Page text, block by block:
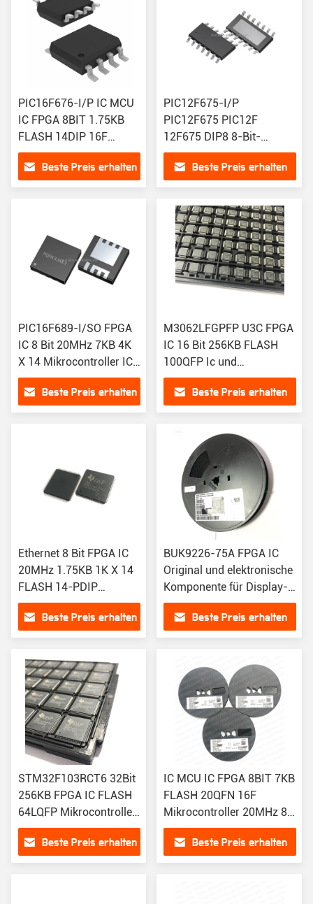
PIC16F676-I/P IC MCU
IC FPGA 8BIT 1.75KB
FLASH 14DIP 16F
Mikrocontroller IC
20MHz 1.75KB (1K X 14)
FLASH 14-PDIP
Beste Preis erhalten
PIC12F675-I/P
PIC12F675 PIC12F
12F675 DIP8 8-Bit-
Flashspeicher
Mikrocontroller Ethernet
Beste Preis erhalten
PIC16F689-I/SO FPGA
IC 8 Bit 20MHz 7KB 4K
X 14 Mikrocontroller IC
FLASH 20SOIC 16F
Beste Preis erhalten
M3062LFGPFP U3C FPGA
IC 16 Bit 256KB FLASH
100QFP Ic und
Mikrocontroller für die
Datenverarbeitung
Beste Preis erhalten
Ethernet 8 Bit FPGA IC
20MHz 1.75KB 1K X 14
FLASH 14-PDIP
Mikrocontroller IC für
PIC16F676-I/P
Beste Preis erhalten
BUK9226-75A FPGA IC
Original und elektronische
Komponente für Display-
Schnittstellencontroller
Beste Preis erhalten
STM32F103RCT6 32Bit
256KB FPGA IC FLASH
64LQFP Mikrocontroller
IC mit flexibler
Anbindung
Beste Preis erhalten
IC MCU IC FPGA 8BIT 7KB
FLASH 20QFN 16F
Mikrocontroller 20MHz 8-
Bit 7KB 4K X 14 FLASH
20-QFN 4x4
Beste Preis erhalten